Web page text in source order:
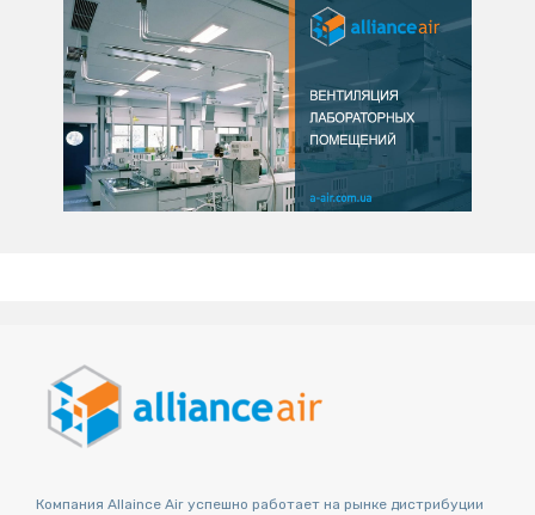
03.03.2025
Вентиляция лабораторных
помещений
Компания Allaince Air успешно работает на рынке дистрибуции